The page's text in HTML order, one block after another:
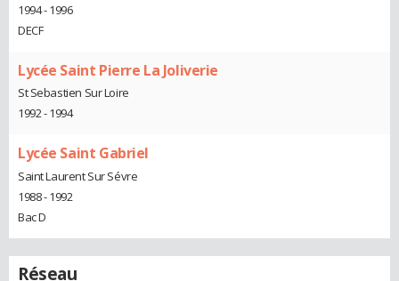
1994 - 1996
DECF
Lycée Saint Pierre La Joliverie
St Sebastien Sur Loire
1992 - 1994
Lycée Saint Gabriel
Saint Laurent Sur Sévre
1988 - 1992
Bac D
Réseau